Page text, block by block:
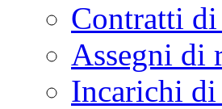
Contratti di
Assegni di
Incarichi